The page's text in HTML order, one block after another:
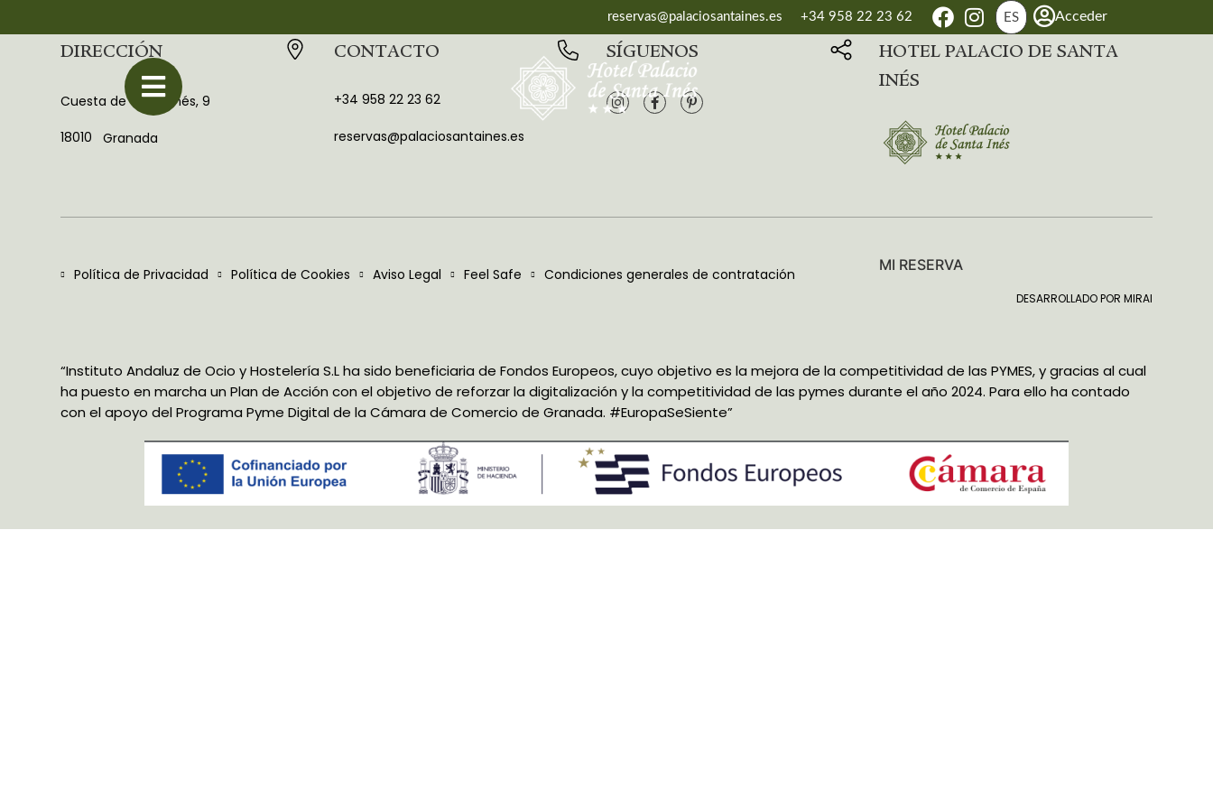
reservas@palaciosantaines.es +34 958 22 23 62 ES Acceder
DIRECCIÓN
Cuesta de Santa Inés, 9
18010 Granada
CONTACTO
+34 958 22 23 62
reservas@palaciosantaines.es
SÍGUENOS
HOTEL PALACIO DE SANTA
INÉS
Política de Privacidad Política de Cookies Aviso Legal Feel Safe Condiciones generales de contratación
MI RESERVA
DESARROLLADO POR MIRAI
“Instituto Andaluz de Ocio y Hostelería S.L ha sido beneficiaria de Fondos Europeos, cuyo objetivo es la mejora de la competitividad de las PYMES, y gracias al cual
ha puesto en marcha un Plan de Acción con el objetivo de reforzar la digitalización y la competitividad de las pymes durante el año 2024. Para ello ha contado
con el apoyo del Programa Pyme Digital de la Cámara de Comercio de Granada. #EuropaSeSiente”